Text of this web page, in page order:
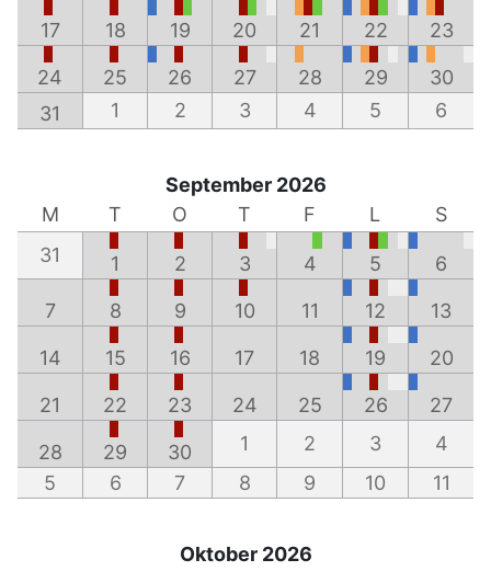
17 18 19 20 21 22 23
24 25 26 27 28 29
30
31
1 2 3 4 5 6
September 2026
M
T O T F L
S
31
1 2 3 4 5 6
7 8 9 10 11 12 13
14 15 16 17 18 19 20
21 22 23 24 25 26 27
28 29 30 1 2 3
4
5
6 7 8 9 10 11
Oktober 2026